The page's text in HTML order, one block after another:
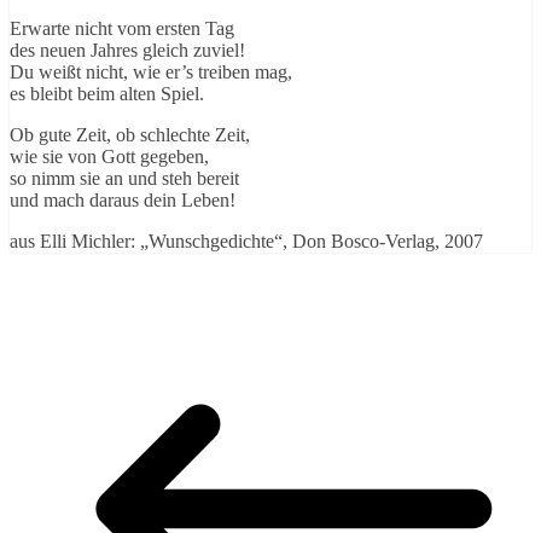
Erwarte nicht vom ersten Tag
des neuen Jahres gleich zuviel!
Du weißt nicht, wie er’s treiben mag,
es bleibt beim alten Spiel.
Ob gute Zeit, ob schlechte Zeit,
wie sie von Gott gegeben,
so nimm sie an und steh bereit
und mach daraus dein Leben!
aus Elli Michler: „Wunschgedichte“, Don Bosco-Verlag, 2007